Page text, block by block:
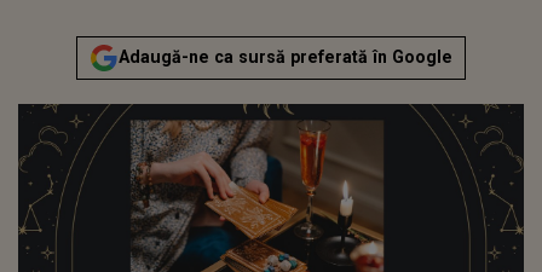
Adaugă-ne ca sursă preferată în Google